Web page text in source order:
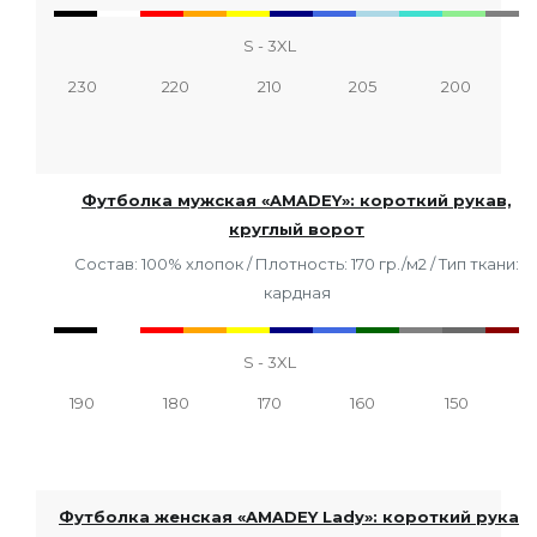
S - 3XL
230 220 210 205 200
Футболка мужская «AMADEY»: короткий рукав,
круглый ворот
Состав: 100% хлопок / Плотность: 170 гр./м2 / Тип ткани:
кардная
S - 3XL
190 180 170 160 150
Футболка женская «AMADEY Lady»: короткий рукав,